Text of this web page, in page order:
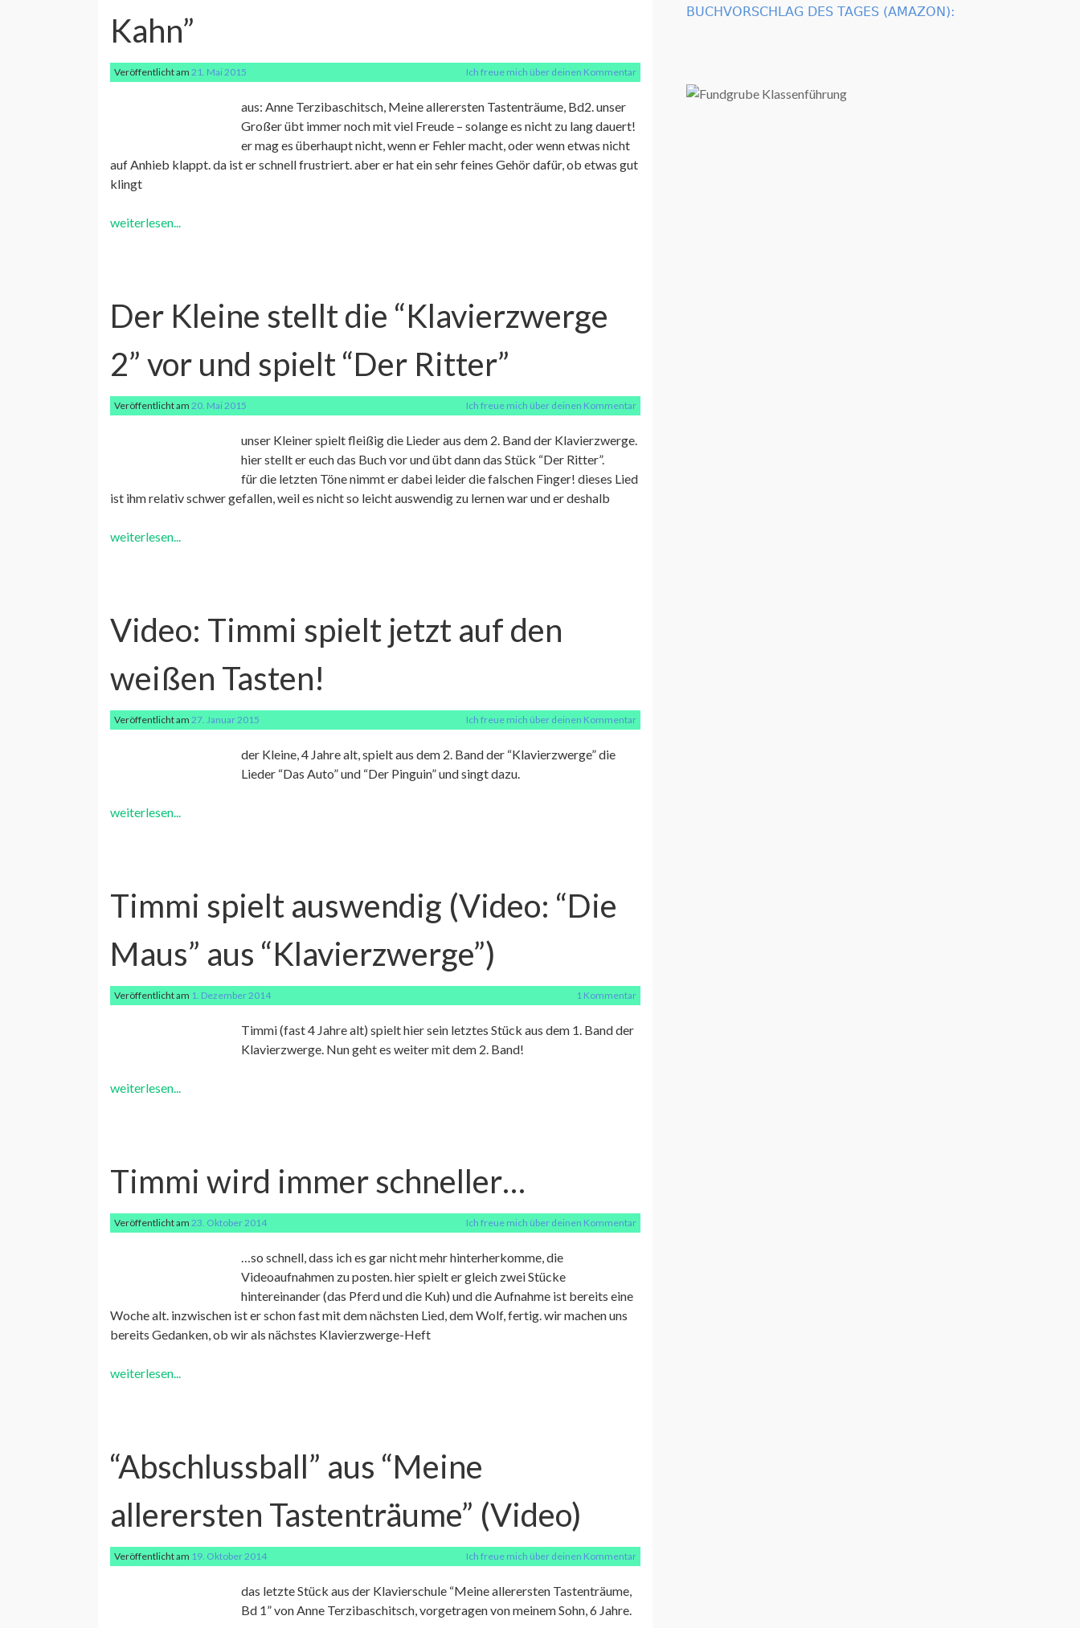
Kahn”
Veröffentlicht am 21. Mai 2015 Ich freue mich über deinen Kommentar
aus: Anne Terzibaschitsch, Meine allerersten Tastenträume, Bd2. unser
Großer übt immer noch mit viel Freude – solange es nicht zu lang dauert!
er mag es überhaupt nicht, wenn er Fehler macht, oder wenn etwas nicht
auf Anhieb klappt. da ist er schnell frustriert. aber er hat ein sehr feines Gehör dafür, ob etwas gut
klingt
weiterlesen...
Der Kleine stellt die “Klavierzwerge
2” vor und spielt “Der Ritter”
Veröffentlicht am 20. Mai 2015 Ich freue mich über deinen Kommentar
unser Kleiner spielt fleißig die Lieder aus dem 2. Band der Klavierzwerge.
hier stellt er euch das Buch vor und übt dann das Stück “Der Ritter”.
für die letzten Töne nimmt er dabei leider die falschen Finger! dieses Lied
ist ihm relativ schwer gefallen, weil es nicht so leicht auswendig zu lernen war und er deshalb
weiterlesen...
Video: Timmi spielt jetzt auf den
weißen Tasten!
Veröffentlicht am 27. Januar 2015 Ich freue mich über deinen Kommentar
der Kleine, 4 Jahre alt, spielt aus dem 2. Band der “Klavierzwerge” die
Lieder “Das Auto” und “Der Pinguin” und singt dazu.
weiterlesen...
Timmi spielt auswendig (Video: “Die
Maus” aus “Klavierzwerge”)
Veröffentlicht am 1. Dezember 2014 1 Kommentar
Timmi (fast 4 Jahre alt) spielt hier sein letztes Stück aus dem 1. Band der
Klavierzwerge. Nun geht es weiter mit dem 2. Band!
weiterlesen...
Timmi wird immer schneller…
Veröffentlicht am 23. Oktober 2014 Ich freue mich über deinen Kommentar
…so schnell, dass ich es gar nicht mehr hinterherkomme, die
Videoaufnahmen zu posten. hier spielt er gleich zwei Stücke
hintereinander (das Pferd und die Kuh) und die Aufnahme ist bereits eine
Woche alt. inzwischen ist er schon fast mit dem nächsten Lied, dem Wolf, fertig. wir machen uns
bereits Gedanken, ob wir als nächstes Klavierzwerge-Heft
weiterlesen...
“Abschlussball” aus “Meine
allerersten Tastenträume” (Video)
Veröffentlicht am 19. Oktober 2014 Ich freue mich über deinen Kommentar
das letzte Stück aus der Klavierschule “Meine allerersten Tastenträume,
Bd 1” von Anne Terzibaschitsch, vorgetragen von meinem Sohn, 6 Jahre.
BUCHVORSCHLAG DES TAGES (AMAZON):